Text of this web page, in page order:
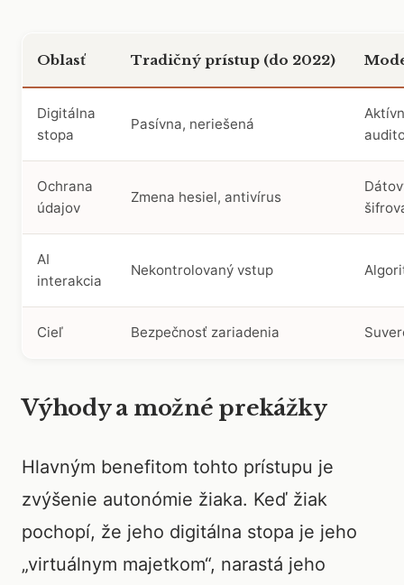
Oblasť Tradičný prístup (do 2022)
Digitálna
stopa
Pasívna, neriešená
Ochrana
údajov
Zmena hesiel, antivírus
AI
interakcia
Nekontrolovaný vstup
Cieľ Bezpečnosť zariadenia
Výhody a možné prekážky
Hlavným benefitom tohto prístupu je
zvýšenie autonómie žiaka. Keď žiak
pochopí, že jeho digitálna stopa je jeho
„virtuálnym majetkom“, narastá jeho